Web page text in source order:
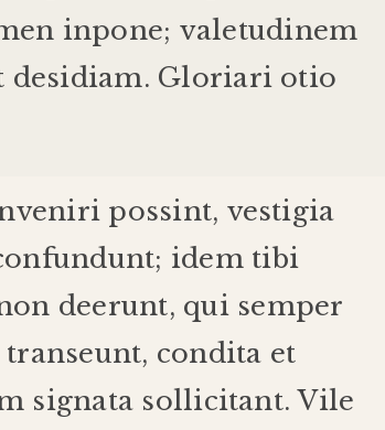
inpone; valetudinem
desidiam. Gloriari otio
possint, vestigia
; idem tibi
deerunt, qui semper
transeunt, condita et
signata sollicitant.Vile